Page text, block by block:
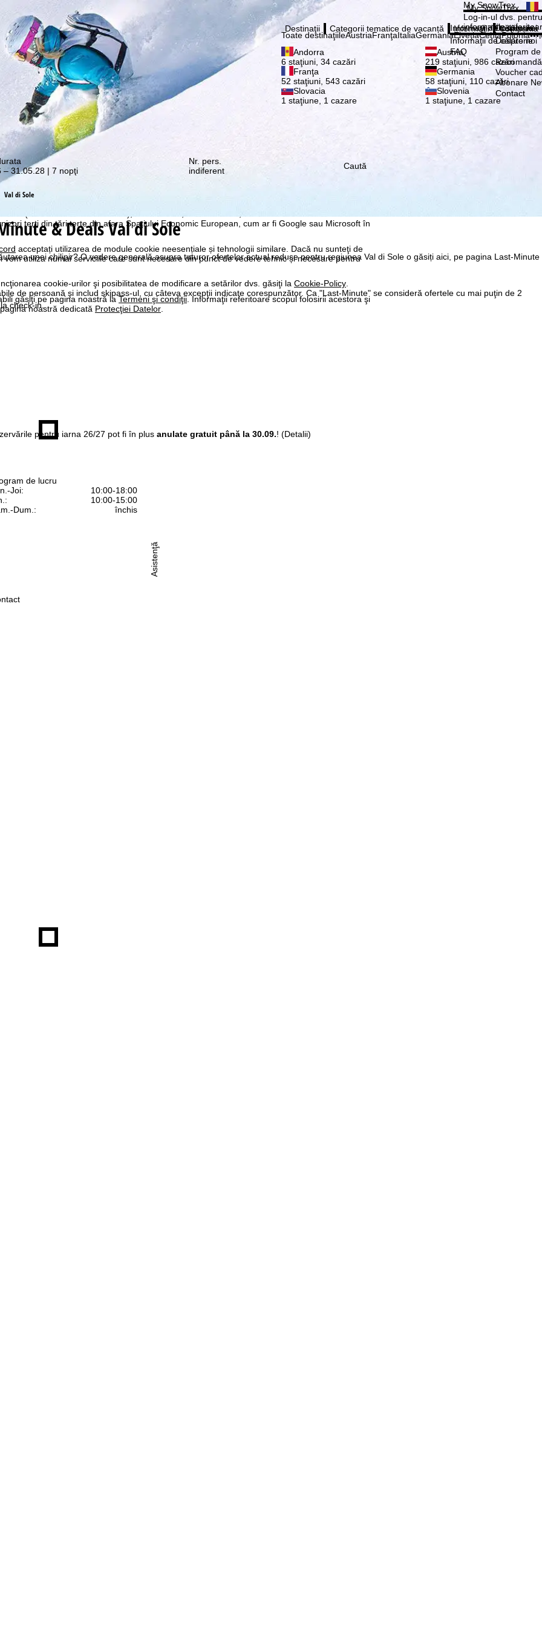
web, utilizăm module cookie pentru a colecta informații de utilizare, pe care noi, TravelTrex
noștri. Profilurile de utilizare sunt create pe baza activităților dvs. folosind informații
Aceste profiluri de utilizare sunt utilizate pentru analize statistice, recomandări
terți din țări terțe din afara Spațiului Economic European, cum ar fi Google sau Microsoft în
acceptați utilizarea de module cookie neesențiale și tehnologii similare. Dacă nu sunteţi de
vom utiliza numai serviciile care sunt necesare din punct de vedere tehnic și necesare pentru
cookie-urilor şi posibilitatea de modificare a setărilor dvs. găsiţi la Cookie-Policy
găsiţi pe pagina noastră laTermeni şi condiţii. Informaţii referitoare scopul folosirii acestora şi
noastră dedicată Protecţiei Datelor
de lucru
Joi:
10:00-18:00
10:00-15:00
Dum.:
închis
Asistenţă
vă așteaptă! Abonează
My SnowTrex
My SnowTrex
Log-in-ul dvs.
informaţiile
Vă
Destinaţii
Toate destinaţiileAustriaFranţaItaliaGermaniaElveţiaCehiaPolonia•••
Andorra
6 staţiuni, 34 cazări
Austria
219 staţiuni, 986 cazări
Franţa
52 staţiuni, 543 cazări
Germania
58 staţiuni, 110 cazări
Slovacia
1 staţiune, 1 cazare
Slovenia
1 staţiune, 1 cazare
Categorii tematice de vacanță Informaţii
Informaţii de călătorie
Informaţii de călătorie
FAQ
Compania
Despre noi
Despre noi
Program
Voucher
Abonare
Contact
– 31.05.28 | 7 nopţi
Nr. pers.
indiferent
Caută
Val di Sole
& Deals Val di Sole
unei chilipir? O vedere generală asupra tuturor ofertelor actual reduse pentru regiunea Val di Sole o găsiți aici, pe pagina Last-Minute
de persoană şi includ skipass-ul, cu câteva excepţii indicate corespunzător. Ca "Last-Minute" se consideră ofertele cu mai puţin de 2
check-in.
pentru iarna 26/27 pot fi în plus anulate gratuit până la 30.09.! (Detalii)